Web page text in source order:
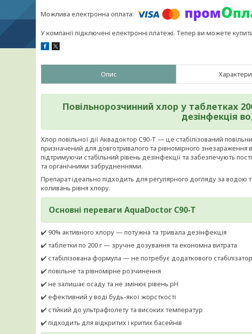
У компанії підключені електронні платежі. Тепер ви можете
Опис
Повільнорозчинний хлор у таблетках
дезінфекція
Хлор повільної дії Аквадоктор C90-T — це стабілізований
призначений для довготривалого та рівномірного
підтримуючи стабільний рівень дезінфекції та забезпечують
та органічними забрудненнями.
Препарат ідеально підходить для регулярного догляду за водою
коливань рівня хлору.
Основні переваги AquaDoctor C90-T
✔️ 90% активного хлору — потужна та тривала дезінфекція
✔️ таблетки по 200 г — зручне дозування та економна витрата
✔️ стабілізована формула — не потребує додаткового
✔️ повільне та рівномірне розчинення
✔️ не залишає осаду та не змінює рівень pH
✔️ ефективний у воді будь-якої жорсткості
✔️ стійкий до ультрафіолету та високих температур
✔️ підходить для відкритих і критих басейнів